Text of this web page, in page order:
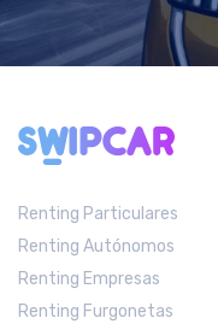
Renting Particulares
Renting Autónomos
Renting Empresas
Renting Furgonetas